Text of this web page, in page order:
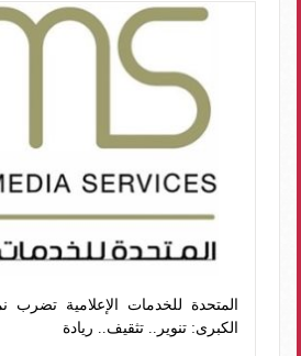
المتحدة للخدمات الإعلامية تضرب
الكبرى: تنوير.. تثقيف.. ريادة